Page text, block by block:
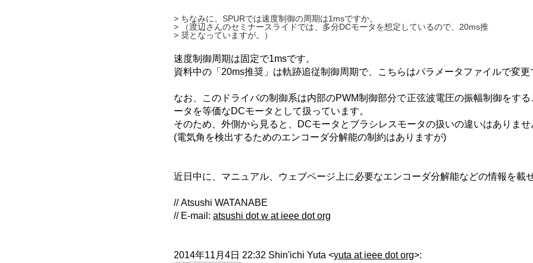
> ちなみに、SPURでは速度制御の周期は1msですか。
> （渡辺さんのセミナースライドでは、多分DCモータを想定しているので、20ms推
> 奨となっていますが。）
速度制御周期は固定で1msです。
資料中の「20ms推奨」は軌跡追従制御周期で、こちらはパラメータファイルで変更
なお、このドライバの制御系は内部のPWM制御部分で正弦波電圧の振幅制御をす
ータを等価なDCモータとして扱っています。
そのため、外側から見ると、DCモータとブラシレスモータの扱いの違いはありませ
(電気角を検出するためのエンコーダ分解能の制約はありますが)
近日中に、マニュアル、ウェブページ上に必要なエンコーダ分解能などの情報を載
// Atsushi WATANABE
// E-mail: atsushi dot w at ieee dot org
2014年11月4日 22:32 Shin'ichi Yuta <yuta at ieee dot org>: